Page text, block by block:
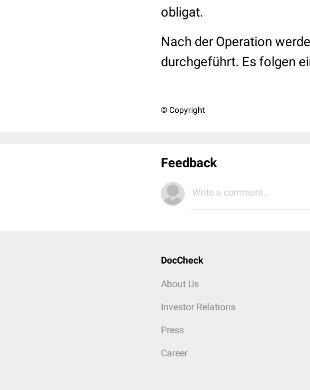
obligat.
Nach der Operation
durchgeführt. Es folgen
© Copyright
Feedback
Write a comment...
DocCheck
About Us
Investor Relations
Press
Career